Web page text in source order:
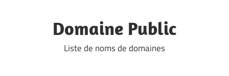
Domaine Public
Liste de noms de domaines